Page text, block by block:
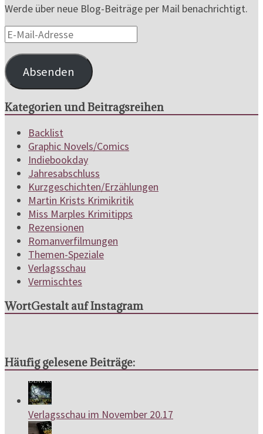
Werde über neue Blog-Beiträge per Mail benachrichtigt.
E-
Mail-
Adresse
Absenden
Kategorien und Beitragsreihen
Backlist
Graphic Novels/Comics
Indiebookday
Jahresabschluss
Kurzgeschichten/Erzählungen
Martin Krists Krimikritik
Miss Marples Krimitipps
Rezensionen
Romanverfilmungen
Themen-Speziale
Verlagsschau
Vermischtes
WortGestalt auf Instagram
Häufig gelesene Beiträge:
Verlagsschau im November 20.17